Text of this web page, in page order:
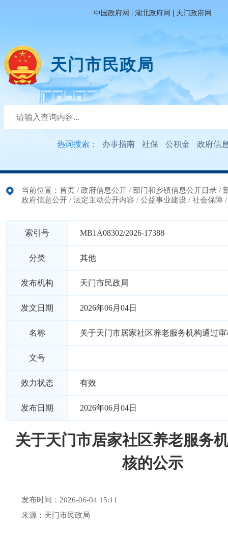
中国政府网 | 湖北政府网 | 天门政府网
天门市民政局
热词搜索： 办事指南 社保 公积金 政府信
当前位置： 首页 / 政府信息公开 / 部门和乡镇信息公开目录 /
政府信息公开 / 法定主动公开内容 / 公益事业建设 / 社会保障
索引号 MB1A08302/2026-17388
分类 其他
发布机构 天门市民政局
发文日期 2026年06月04日
名称 关于天门市居家社区养老服务机构通过
文号
效力状态 有效
发布日期 2026年06月04日
关于天门市居家社区养老服务
核的公示
发布时间：2026-06-04 15:11
来源：天门市民政局